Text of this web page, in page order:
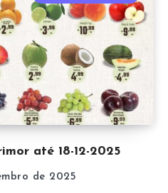
até 18-12-2025
de 2025